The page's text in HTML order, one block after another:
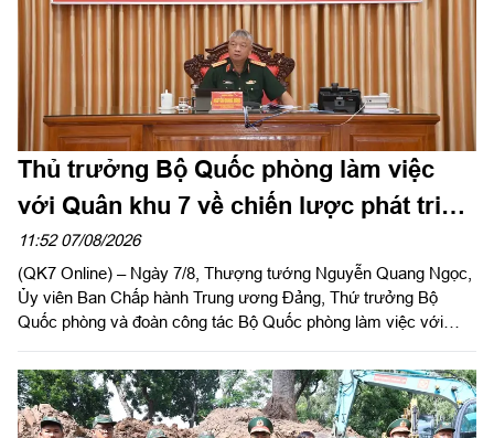
Thủ trưởng Bộ Quốc phòng làm việc
với Quân khu 7 về chiến lược phát triển
giai đoạn 2026 – 2030, tổ chức, cơ cấu
lại doanh nghiệp
11:52 07/08/2026
(QK7 Online) – Ngày 7/8, Thượng tướng Nguyễn Quang Ngọc,
Ủy viên Ban Chấp hành Trung ương Đảng, Thứ trưởng Bộ
Quốc phòng và đoàn công tác Bộ Quốc phòng làm việc với
chức cơ cấu lại doanh nghiệp. Thiếu tướng Đặng Văn Lẫm, Ủy
viên Thường vụ Đảng ủy, Phó Tư lệnh Quân khu tiếp đoàn.